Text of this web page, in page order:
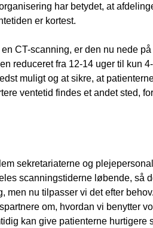
har betydet, at
er kortest.
CT-scanning, er den nu nede
reduceret fra 12-14 uger til kun
muligt og at sikre, at
ventetid findes et andet sted,
sekretariaterne og
scanningstiderne løbende, så
men nu tilpasser vi det efter
om, hvordan vi benytter
kan give patienterne hurtigere